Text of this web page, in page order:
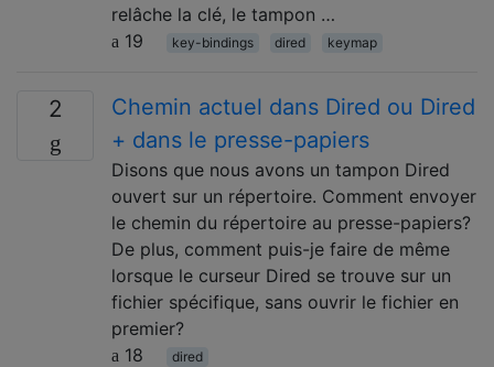
relâche la clé, le tampon …
19
key-bindings dired keymap
2
Chemin actuel dans Dired ou Dired
+ dans le presse-papiers
Disons que nous avons un tampon Dired
ouvert sur un répertoire. Comment envoyer
le chemin du répertoire au presse-papiers?
De plus, comment puis-je faire de même
lorsque le curseur Dired se trouve sur un
fichier spécifique, sans ouvrir le fichier en
premier?
18
dired